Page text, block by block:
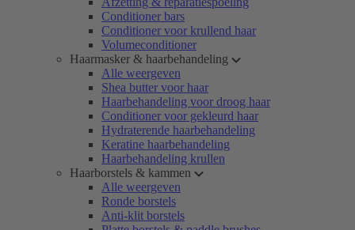
Conditioner bars
Conditioner voor krullend haar
Volumeconditioner
Haarmasker & haarbehandeling
Alle weergeven
Shea butter voor haar
Haarbehandeling voor droog haar
Conditioner voor gekleurd haar
Hydraterende haarbehandeling
Keratine haarbehandeling
Haarbehandeling krullen
Haarborstels & kammen
Alle weergeven
Ronde borstels
Anti-klit borstels